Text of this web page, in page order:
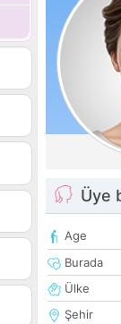
Üye
Age
Burada
Ülke
Şehir